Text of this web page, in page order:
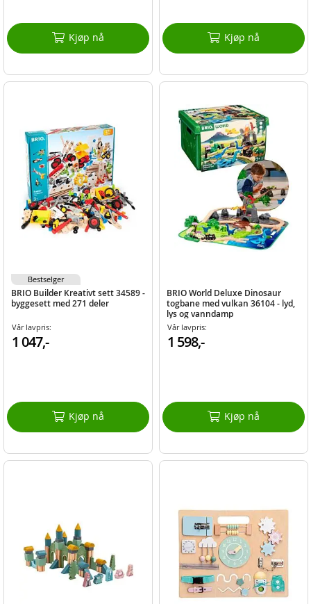
Kjøp nå Kjøp nå
BRIO Builder Kreativt sett 34589 -
byggesett med 271 deler
Vår lavpris:
1 047,-
Kjøp nå
Bestselger
BRIO World Deluxe Dinosaur
togbane med vulkan 36104 - lyd,
lys og vanndamp
Vår lavpris:
1 598,-
Kjøp nå